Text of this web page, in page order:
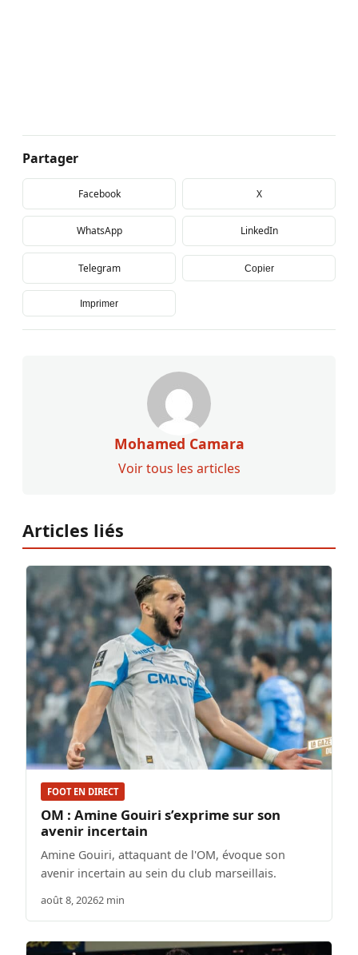
Partager
Facebook X
WhatsApp LinkedIn
Telegram Copier
Imprimer
Mohamed Camara
Voir tous les articles
Articles liés
FOOT EN DIRECT
OM : Amine Gouiri s’exprime sur son
avenir incertain
Amine Gouiri, attaquant de l'OM, évoque son
avenir incertain au sein du club marseillais.
août 8, 20262 min